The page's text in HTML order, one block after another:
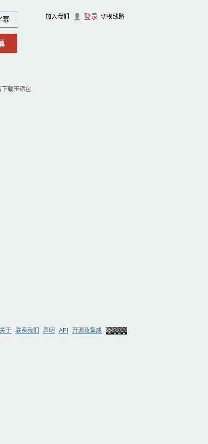
幕 加入我们 登录 切换线路
载压缩包
关于 联系我们 声明 API 开源及集成